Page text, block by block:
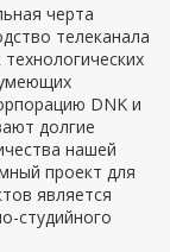
черта
телеканала
DNK и
долгие
нашей
проект для
является
студийного